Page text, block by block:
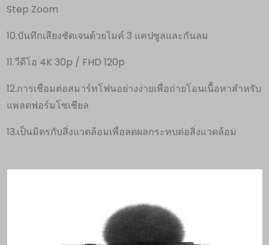
Step Zoom
10.บันทึกเสียงชัดเจนด้วยไมค์ 3 แคปซูลและกันลม
11.วีดีโอ 4K 30p / FHD 120p
12.การเชื่อมต่อสมาร์ทโฟนอย่างง่ายเพื่อถ่ายโอนเนื้อหาสำหรับ
แพลตฟอร์มโซเชียล
13.เป็นมิตรกับสิ่งแวดล้อมเพื่อลดผลกระทบต่อสิ่งแวดล้อม